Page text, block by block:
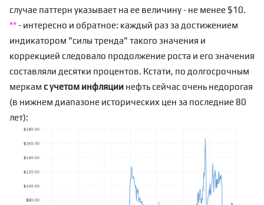
случае паттерн указывает на ее величину - не менее $10.
**- интересно и обратное: каждый раз за достижением
индикатором "силы тренда" такого значения и
коррекцией следовало продолжение роста и его значения
составляли десятки процентов. Кстати, по долгосрочным
меркам с учетом инфляции нефть сейчас очень недорогая
(в нижнем диапазоне исторических цен за последние 80
лет):